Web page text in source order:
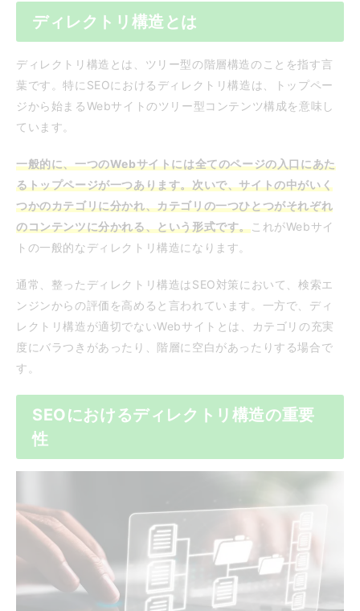
ディレクトリ構造とは
ディレクトリ構造とは、ツリー型の階層構造のことを指す言
葉です。特にSEOにおけるディレクトリ構造は、トップペー
ジから始まるWebサイトのツリー型コンテンツ構成を意味し
ています。
一般的に、一つのWebサイトには全てのページの入口にあた
るトップページが一つあります。次いで、サイトの中がいく
つかのカテゴリに分かれ、カテゴリの一つひとつがそれぞれ
のコンテンツに分かれる、という形式です。これがWebサイ
トの一般的なディレクトリ構造になります。
通常、整ったディレクトリ構造はSEO対策において、検索エ
ンジンからの評価を高めると言われています。一方で、ディ
レクトリ構造が適切でないWebサイトとは、カテゴリの充実
度にバラつきがあったり、階層に空白があったりする場合で
す。
SEOにおけるディレクトリ構造の重要
性